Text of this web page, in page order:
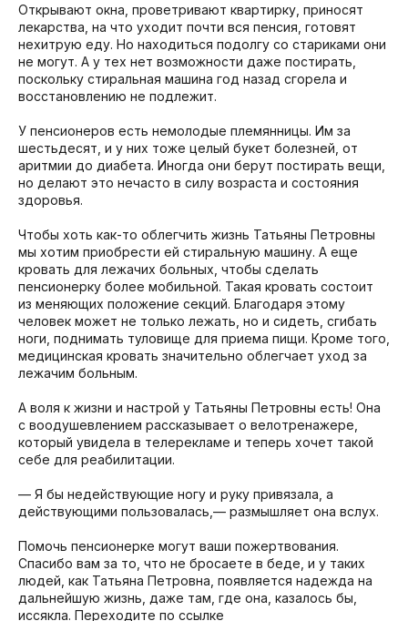
Открывают окна, проветривают квартирку, приносят
лекарства, на что уходит почти вся пенсия, готовят
нехитрую еду. Но находиться подолгу со стариками они
не могут. А у тех нет возможности даже постирать,
поскольку стиральная машина год назад сгорела и
восстановлению не подлежит.
У пенсионеров есть немолодые племянницы. Им за
шестьдесят, и у них тоже целый букет болезней, от
аритмии до диабета. Иногда они берут постирать вещи,
но делают это нечасто в силу возраста и состояния
здоровья.
Чтобы хоть как-то облегчить жизнь Татьяны Петровны
мы хотим приобрести ей стиральную машину. А еще
кровать для лежачих больных, чтобы сделать
пенсионерку более мобильной. Такая кровать состоит
из меняющих положение секций. Благодаря этому
человек может не только лежать, но и сидеть, сгибать
ноги, поднимать туловище для приема пищи. Кроме того,
медицинская кровать значительно облегчает уход за
лежачим больным.
А воля к жизни и настрой у Татьяны Петровны есть! Она
с воодушевлением рассказывает о велотренажере,
который увидела в телерекламе и теперь хочет такой
себе для реабилитации.
— Я бы недействующие ногу и руку привязала, а
действующими пользовалась,— размышляет она вслух.
Помочь пенсионерке могут ваши пожертвования.
Спасибо вам за то, что не бросаете в беде, и у таких
людей, как Татьяна Петровна, появляется надежда на
дальнейшую жизнь, даже там, где она, казалось бы,
иссякла. Переходите по ссылке